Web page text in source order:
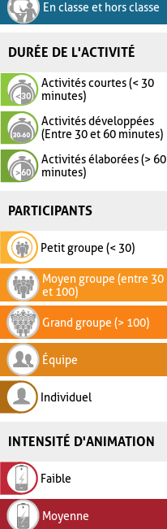
En classe et hors classe
DURÉE DE L'ACTIVITÉ
Activités courtes (< 30
minutes)
Activités développées
(Entre 30 et 60 minutes)
Activités élaborées (> 60
minutes)
PARTICIPANTS
Petit groupe (< 30)
Moyen groupe (entre 30
et 100)
Grand groupe (> 100)
Équipe
Individuel
INTENSITÉ D'ANIMATION
Faible
Moyenne